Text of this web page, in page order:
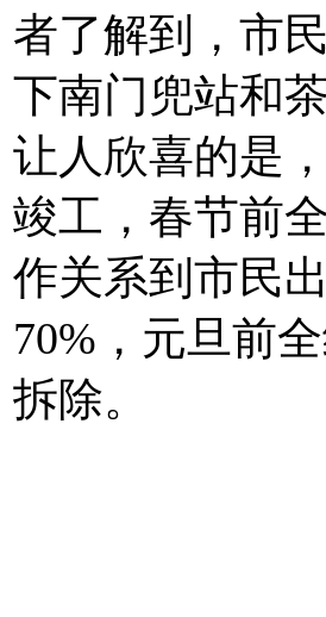
者了解到，市
下南门兜站和
让人欣喜的是
竣工，春节前
作关系到市民
70%，元旦前
拆除。